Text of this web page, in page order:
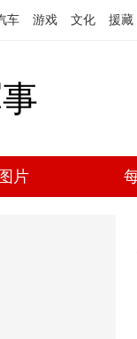
车 游戏 文化 援藏
片